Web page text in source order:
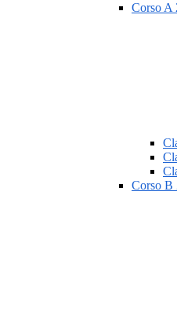
Corso A
Corso B